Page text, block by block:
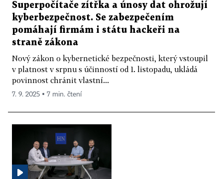
Superpočítače zítřka a únosy dat ohrožují
kyberbezpečnost. Se zabezpečením
pomáhají firmám i státu hackeři na
straně zákona
Nový zákon o kybernetické bezpečnosti, který vstoupil
v platnost v srpnu s účinností od 1. listopadu, ukládá
povinnost chránit vlastní...
7. 9. 2025 ▪ 7 min. čtení